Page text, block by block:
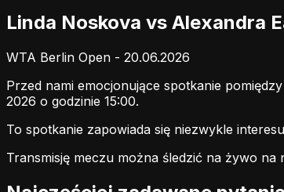
Linda Noskova vs Alexandra
WTA Berlin Open - 20.06.2026
Przed nami emocjonujące spotkanie
2026 o godzinie 15:00.
To spotkanie zapowiada się niezwykle
Transmisję meczu można śledzić na żywo na